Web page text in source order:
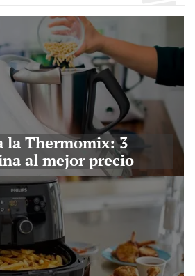
la Thermomix: 3
al mejor precio